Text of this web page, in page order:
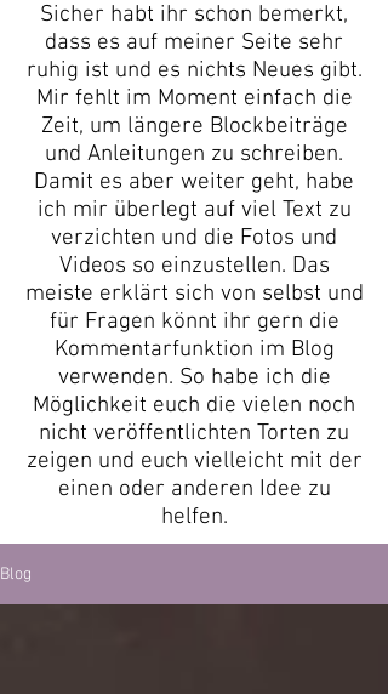
Sicher habt ihr schon bemerkt,
dass es auf meiner Seite sehr
ruhig ist und es nichts Neues gibt.
Mir fehlt im Moment einfach die
Zeit, um längere Blockbeiträge
und Anleitungen zu schreiben.
Damit es aber weiter geht, habe
ich mir überlegt auf viel Text zu
verzichten und die Fotos und
Videos so einzustellen. Das
meiste erklärt sich von selbst und
für Fragen könnt ihr gern die
Kommentarfunktion im Blog
verwenden. So habe ich die
Möglichkeit euch die vielen noch
nicht veröffentlichten Torten zu
zeigen und euch vielleicht mit der
einen oder anderen Idee zu
helfen.
Blog